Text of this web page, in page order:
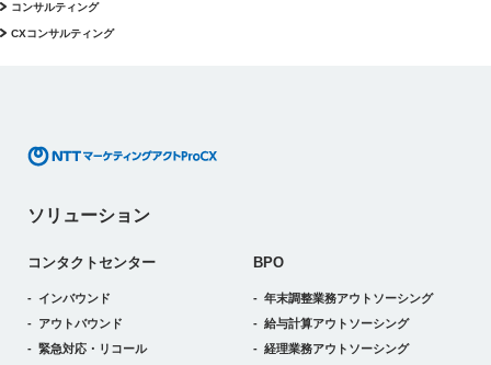
コンサルティング
CXコンサルティング
ソリューション
コンタクトセンター
インバウンド
アウトバウンド
緊急対応・リコール
BPO
年末調整業務アウトソーシング
給与計算アウトソーシング
経理業務アウトソーシング